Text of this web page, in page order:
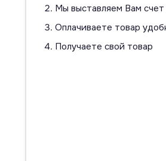
Мы выставляем Вам счет
Оплачиваете товар
Получаете свой товар